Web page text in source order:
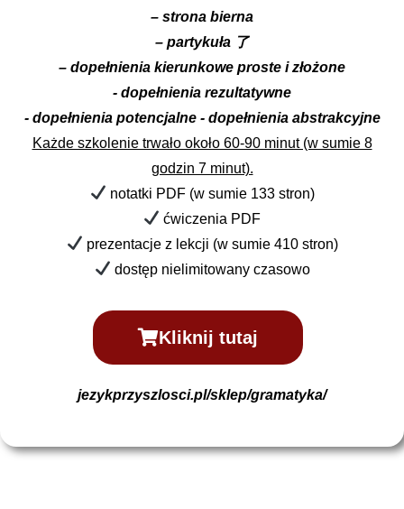
– strona bierna
– partykuła 了
– dopełnienia kierunkowe proste i złożone
- dopełnienia rezultatywne
- dopełnienia potencjalne - dopełnienia abstrakcyjne
Każde szkolenie trwało około 60-90 minut (w sumie 8
godzin 7 minut).
notatki PDF (w sumie 133 stron)
ćwiczenia PDF
prezentacje z lekcji (w sumie 410 stron)
dostęp nielimitowany czasowo
Kliknij tutaj
jezykprzyszlosci.pl/sklep/gramatyka/